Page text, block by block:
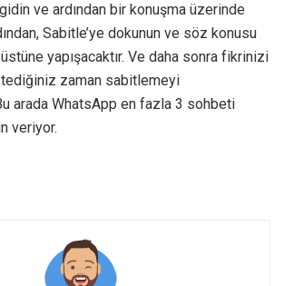
ve ardından bir konuşma üzerinde
Sabitle’ye dokunun ve söz konusu
üstüne yapışacaktır. Ve daha sonra fikrinizi
zaman sabitlemeyi
arada WhatsApp en fazla 3 sohbeti
veriyor.